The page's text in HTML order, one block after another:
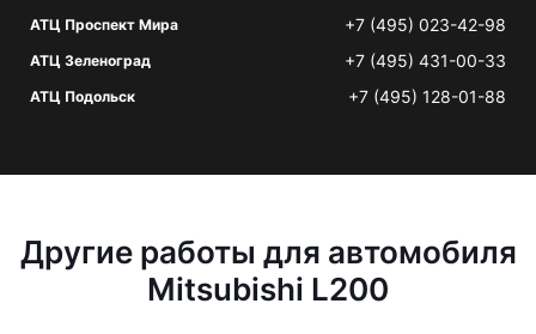
АТЦ Проспект Мира +7 (495) 023-42-98
АТЦ Зеленоград +7 (495) 431-00-33
АТЦ Подольск +7 (495) 128-01-88
Другие работы для автомобиля
Mitsubishi L200